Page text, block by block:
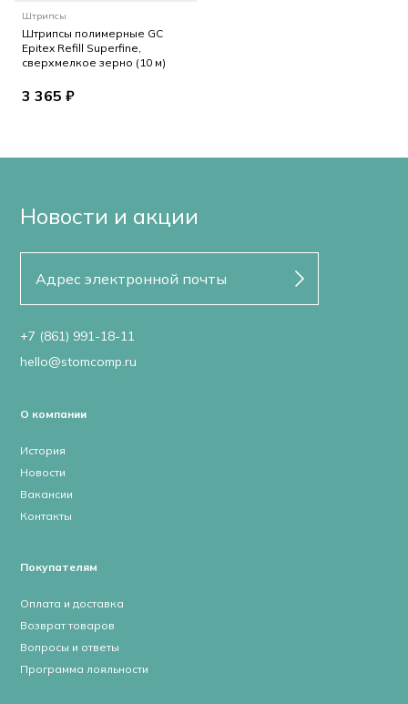
Штрипсы
Штрипсы полимерные GC
Epitex Refill Superfine,
сверхмелкое зерно (10 м)
3 365 ₽
Новости и акции
+7 (861) 991-18-11
hello@stomcomp.ru
О компании
История
Новости
Вакансии
Контакты
Покупателям
Оплата и доставка
Возврат товаров
Вопросы и ответы
Программа лояльности